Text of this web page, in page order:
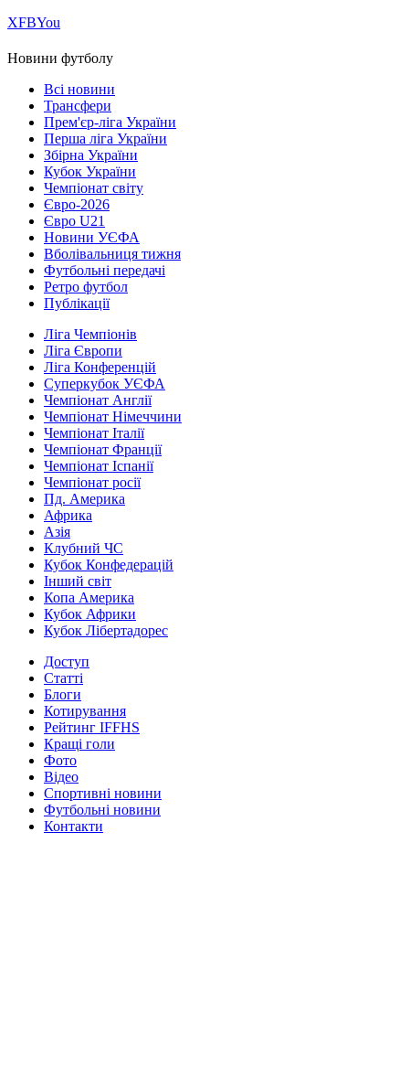
ХFBYou
Новини футболу
Всі новини
Трансфери
Прем'єр-ліга України
Перша ліга України
Збірна України
Кубок України
Чемпіонат світу
Євро-2026
Євро U21
Новини УЄФА
Вболівальниця тижня
Футбольні передачі
Ретро футбол
Публікації
Ліга Чемпіонів
Ліга Європи
Ліга Конференцій
Суперкубок УЄФА
Чемпіонат Англії
Чемпіонат Німеччини
Чемпіонат Італії
Чемпіонат Франції
Чемпіонат Іспанії
Чемпіонат росії
Пд. Америка
Африка
Азія
Клубний ЧС
Кубок Конфедерацій
Інший світ
Копа Америка
Кубок Африки
Кубок Лібертадорес
Доступ
Статті
Блоги
Котирування
Рейтинг IFFHS
Кращі голи
Фото
Відео
Спортивні новини
Футбольні новини
Контакти